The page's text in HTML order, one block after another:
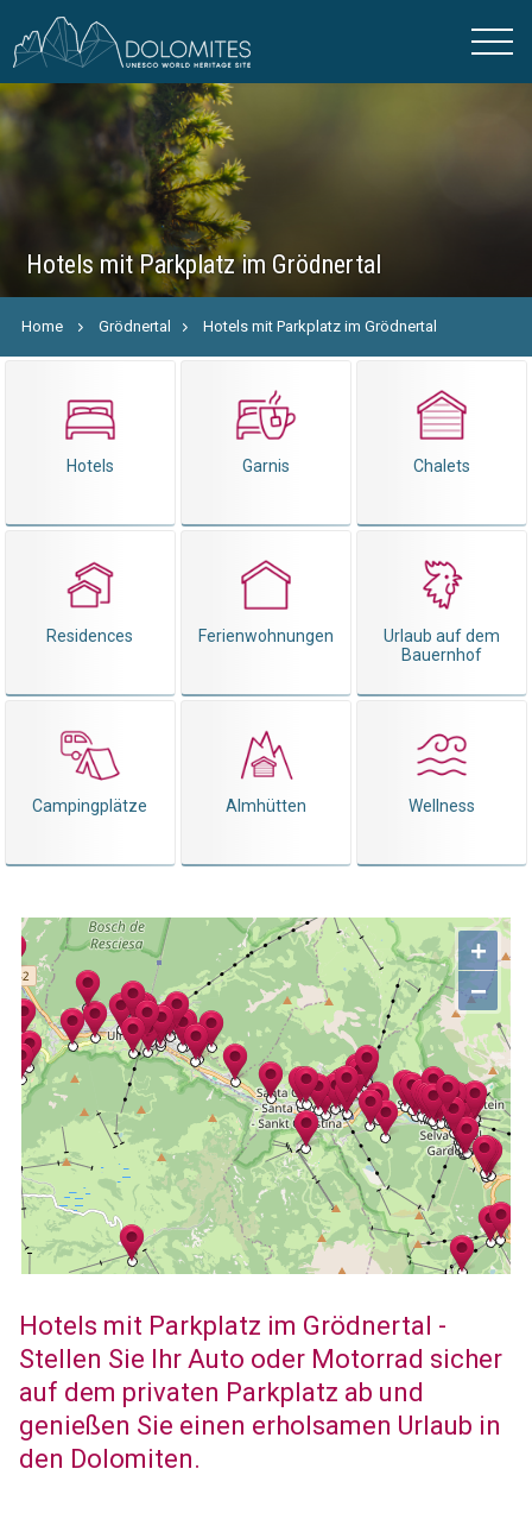
Hotels mit Parkplatz im Grödnertal
Home Grödnertal Hotels mit Parkplatz im Grödnertal
Hotels Garnis Chalets
Residences Ferienwohnungen
Urlaub auf dem
Bauernhof
Campingplätze Almhütten Wellness
+
−
Hotels mit Parkplatz im Grödnertal -
Stellen Sie Ihr Auto oder Motorrad sicher
auf dem privaten Parkplatz ab und
genießen Sie einen erholsamen Urlaub in
den Dolomiten.